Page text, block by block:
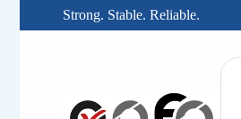
Strong. Stable. Reliable.